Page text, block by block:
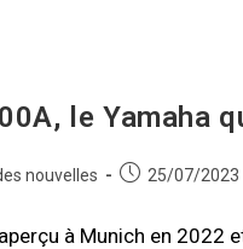
le Yamaha
nouvelles
Publication
25/07/2023
aperçu à Munich en